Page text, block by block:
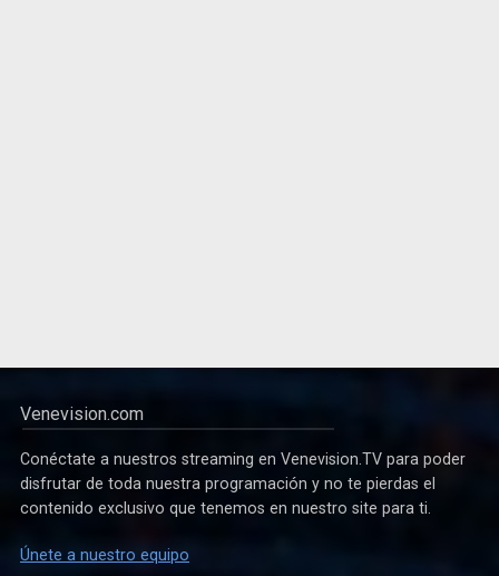
Venevision.com
Conéctate a nuestros streaming en Venevision.TV para poder
disfrutar de toda nuestra programación y no te pierdas el
contenido exclusivo que tenemos en nuestro site para ti.
Únete a nuestro equipo